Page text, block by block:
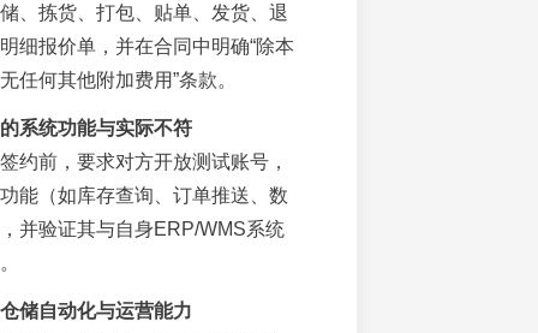
、拣货、打包、贴单、发货、退
细报价单，并在合同中明确“除本
任何其他附加费用”条款。
系统功能与实际不符
约前，要求对方开放测试账号，
能（如库存查询、订单推送、数
并验证其与自身ERP/WMS系统
储自动化与运营能力